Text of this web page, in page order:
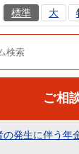
標準 大
ご相
発生に伴う年